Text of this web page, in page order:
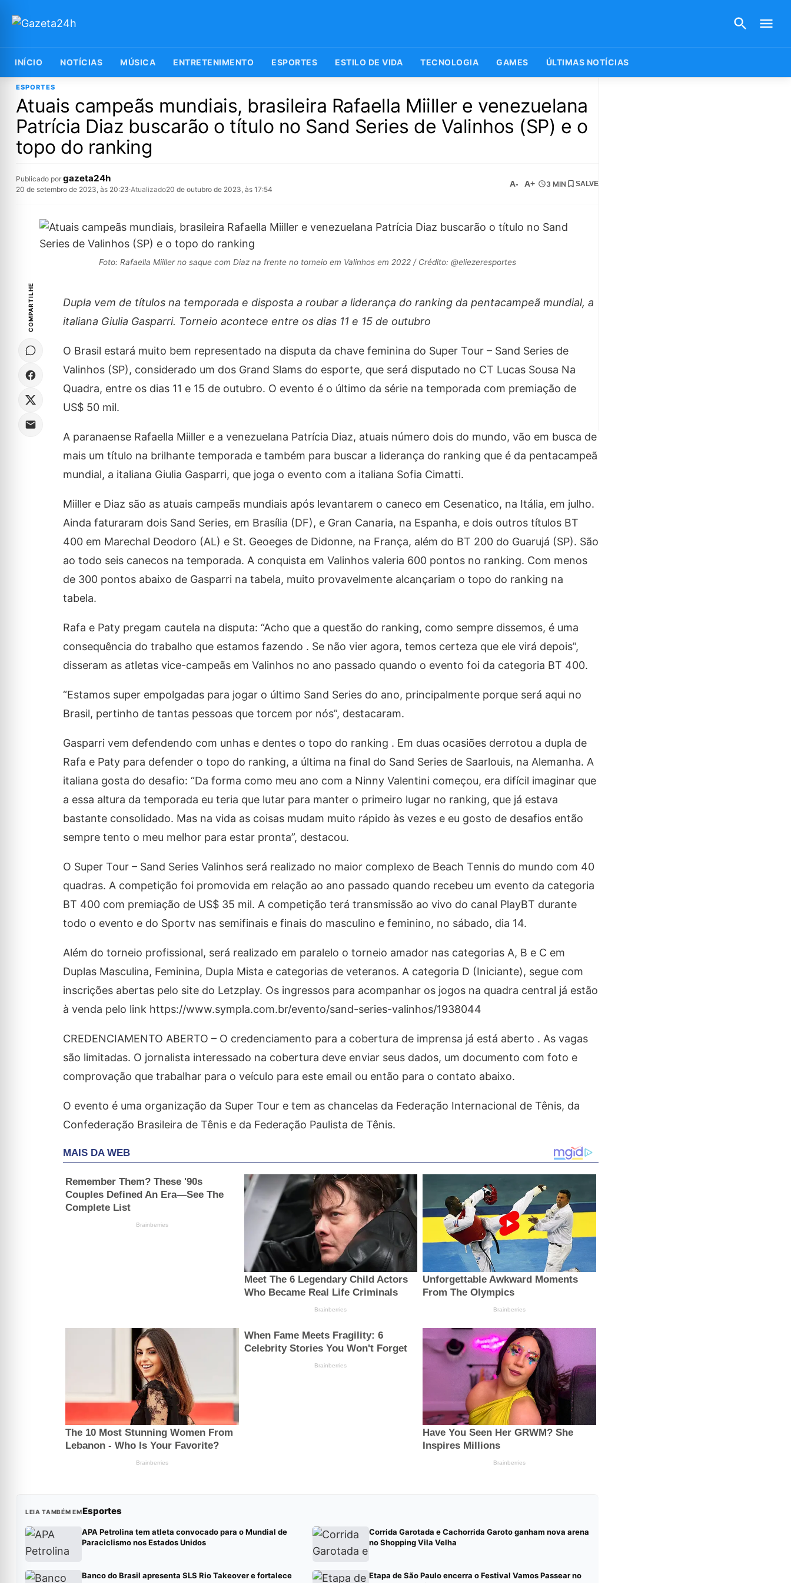
INÍCIO NOTÍCIAS MÚSICA ENTRETENIMENTO ESPORTES ESTILO DE VIDA TECNOLOGIA GAMES ÚLTIMAS NOTÍCIAS
ESPORTES
Atuais campeãs mundiais, brasileira Rafaella Miiller e venezuelana
Patrícia Diaz buscarão o título no Sand Series de Valinhos (SP) e o
topo do ranking
Publicado por gazeta24h
20 de setembro de 2023, às 20:23·Atualizado20 de outubro de 2023, às 17:54
A- A+ 3 MIN SALVE
Foto: Rafaella Miiller no saque com Diaz na frente no torneio em Valinhos em 2022 / Crédito: @eliezeresportes
COMPARTILHE
Dupla vem de títulos na temporada e disposta a roubar a liderança do ranking da pentacampeã mundial, a
italiana Giulia Gasparri. Torneio acontece entre os dias 11 e 15 de outubro
O Brasil estará muito bem representado na disputa da chave feminina do Super Tour – Sand Series de
Valinhos (SP), considerado um dos Grand Slams do esporte, que será disputado no CT Lucas Sousa Na
Quadra, entre os dias 11 e 15 de outubro. O evento é o último da série na temporada com premiação de
US$ 50 mil.
A paranaense Rafaella Miiller e a venezuelana Patrícia Diaz, atuais número dois do mundo, vão em busca de
mais um título na brilhante temporada e também para buscar a liderança do ranking que é da pentacampeã
mundial, a italiana Giulia Gasparri, que joga o evento com a italiana Sofia Cimatti.
Miiller e Diaz são as atuais campeãs mundiais após levantarem o caneco em Cesenatico, na Itália, em julho.
Ainda faturaram dois Sand Series, em Brasília (DF), e Gran Canaria, na Espanha, e dois outros títulos BT
400 em Marechal Deodoro (AL) e St. Geoeges de Didonne, na França, além do BT 200 do Guarujá (SP). São
ao todo seis canecos na temporada. A conquista em Valinhos valeria 600 pontos no ranking. Com menos
de 300 pontos abaixo de Gasparri na tabela, muito provavelmente alcançariam o topo do ranking na
tabela.
Rafa e Paty pregam cautela na disputa: “Acho que a questão do ranking, como sempre dissemos, é uma
consequência do trabalho que estamos fazendo . Se não vier agora, temos certeza que ele virá depois”,
disseram as atletas vice-campeãs em Valinhos no ano passado quando o evento foi da categoria BT 400.
“Estamos super empolgadas para jogar o último Sand Series do ano, principalmente porque será aqui no
Brasil, pertinho de tantas pessoas que torcem por nós”, destacaram.
Gasparri vem defendendo com unhas e dentes o topo do ranking . Em duas ocasiões derrotou a dupla de
Rafa e Paty para defender o topo do ranking, a última na final do Sand Series de Saarlouis, na Alemanha. A
italiana gosta do desafio: “Da forma como meu ano com a Ninny Valentini começou, era difícil imaginar que
a essa altura da temporada eu teria que lutar para manter o primeiro lugar no ranking, que já estava
bastante consolidado. Mas na vida as coisas mudam muito rápido às vezes e eu gosto de desafios então
sempre tento o meu melhor para estar pronta”, destacou.
O Super Tour – Sand Series Valinhos será realizado no maior complexo de Beach Tennis do mundo com 40
quadras. A competição foi promovida em relação ao ano passado quando recebeu um evento da categoria
BT 400 com premiação de US$ 35 mil. A competição terá transmissão ao vivo do canal PlayBT durante
todo o evento e do Sportv nas semifinais e finais do masculino e feminino, no sábado, dia 14.
Além do torneio profissional, será realizado em paralelo o torneio amador nas categorias A, B e C em
Duplas Masculina, Feminina, Dupla Mista e categorias de veteranos. A categoria D (Iniciante), segue com
inscrições abertas pelo site do Letzplay. Os ingressos para acompanhar os jogos na quadra central já estão
à venda pelo link https://www.sympla.com.br/evento/sand-series-valinhos/1938044
CREDENCIAMENTO ABERTO – O credenciamento para a cobertura de imprensa já está aberto . As vagas
são limitadas. O jornalista interessado na cobertura deve enviar seus dados, um documento com foto e
comprovação que trabalhar para o veículo para este email ou então para o contato abaixo.
O evento é uma organização da Super Tour e tem as chancelas da Federação Internacional de Tênis, da
Confederação Brasileira de Tênis e da Federação Paulista de Tênis.
LEIA TAMBÉM EMEsportes
APA Petrolina tem atleta convocado para o Mundial de
Paraciclismo nos Estados Unidos
Corrida Garotada e Cachorrida Garoto ganham nova arena
no Shopping Vila Velha
Banco do Brasil apresenta SLS Rio Takeover e fortalece
Etapa de São Paulo encerra o Festival Vamos Passear no